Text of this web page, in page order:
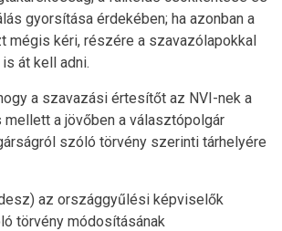
gyorsítása érdekében; ha azonban a
mégis kéri, részére a szavazólapokkal
át kell adni.
a szavazási értesítőt az NVI-nek a
a jövőben a választópolgár
szóló törvény szerinti tárhelyére
az országgyűlési képviselők
törvény módosításának